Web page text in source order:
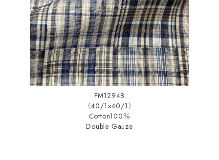
FM12948
（40/1×40/1）
Cotton100％
Double Gauze